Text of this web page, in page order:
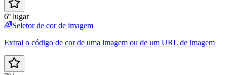
6º lugar
🌈Seletor de cor de imagem
Extrai o código de cor de uma imagem ou de um URL de imagem